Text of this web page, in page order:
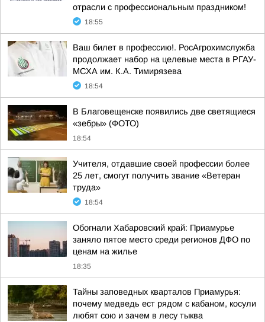
отрасли с профессиональным праздником!
18:55
Ваш билет в профессию!. РосАгрохимслужба
продолжает набор на целевые места в РГАУ-
МСХА им. К.А. Тимирязева
18:54
В Благовещенске появились две светящиеся
«зебры» (ФОТО)
18:54
Учителя, отдавшие своей профессии более
25 лет, смогут получить звание «Ветеран
труда»
18:54
Обогнали Хабаровский край: Приамурье
заняло пятое место среди регионов ДФО по
ценам на жилье
18:35
Тайны заповедных кварталов Приамурья:
почему медведь ест рядом с кабаном, косули
любят сою и зачем в лесу тыква